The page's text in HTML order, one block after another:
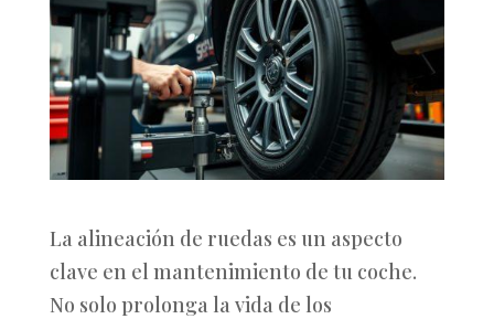
La alineación de ruedas es un aspecto
clave en el mantenimiento de tu coche.
No solo prolonga la vida de los